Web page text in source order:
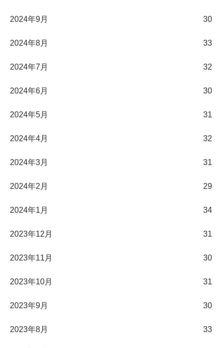
2024年9月 30
2024年8月 33
2024年7月 32
2024年6月 30
2024年5月 31
2024年4月 32
2024年3月 31
2024年2月 29
2024年1月 34
2023年12月 31
2023年11月 30
2023年10月 31
2023年9月 30
2023年8月 33